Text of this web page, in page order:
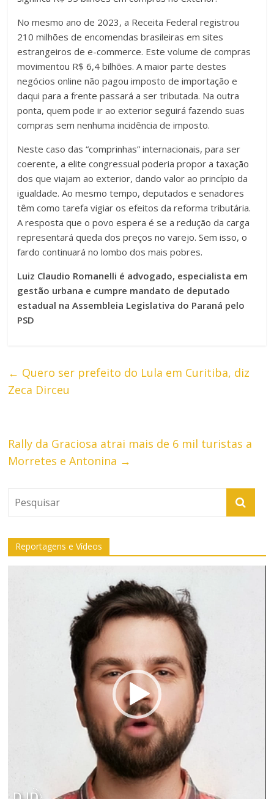
No mesmo ano de 2023, a Receita Federal registrou
210 milhões de encomendas brasileiras em sites
estrangeiros de e-commerce. Este volume de compras
movimentou R$ 6,4 bilhões. A maior parte destes
negócios online não pagou imposto de importação e
daqui para a frente passará a ser tributada. Na outra
ponta, quem pode ir ao exterior seguirá fazendo suas
compras sem nenhuma incidência de imposto.
Neste caso das “comprinhas” internacionais, para ser
coerente, a elite congressual poderia propor a taxação
dos que viajam ao exterior, dando valor ao princípio da
igualdade. Ao mesmo tempo, deputados e senadores
têm como tarefa vigiar os efeitos da reforma tributária.
A resposta que o povo espera é se a redução da carga
representará queda dos preços no varejo. Sem isso, o
fardo continuará no lombo dos mais pobres.
Luiz Claudio Romanelli é advogado, especialista em
gestão urbana e cumpre mandato de deputado
estadual na Assembleia Legislativa do Paraná pelo
PSD
← Quero ser prefeito do Lula em Curitiba, diz
Zeca Dirceu
Rally da Graciosa atrai mais de 6 mil turistas a
Morretes e Antonina →
Reportagens e Vídeos